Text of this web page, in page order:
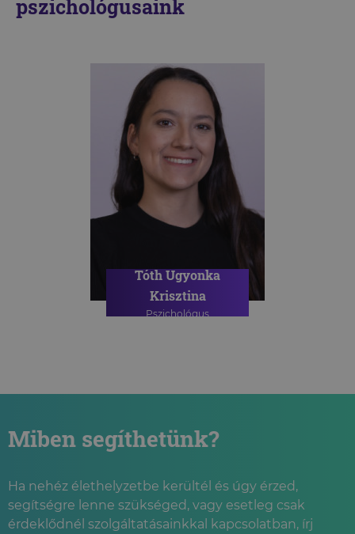
pszichológusaink
Tóth Ugyonka
Krisztina
Pszichológus
Miben segíthetünk?
Ha nehéz élethelyzetbe kerültél és úgy érzed,
segítségre lenne szükséged, vagy esetleg csak
érdeklődnél szolgáltatásainkkal kapcsolatban, írj